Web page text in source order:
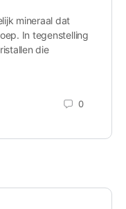
mineraal dat
In tegenstelling
die
0